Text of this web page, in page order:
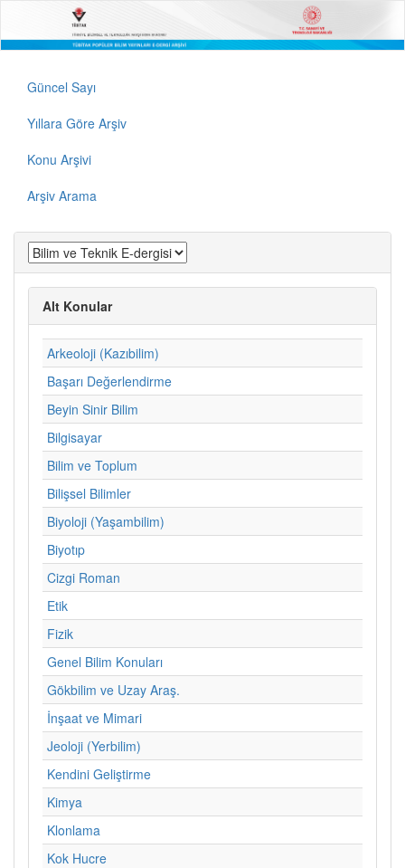
Güncel Sayı
Yıllara Göre Arşiv
Konu Arşivi
Arşiv Arama
Alt Konular
Arkeoloji (Kazıbilim)
Başarı Değerlendirme
Beyin Sinir Bilim
Bilgisayar
Bilim ve Toplum
Bilişsel Bilimler
Biyoloji (Yaşambilim)
Biyotıp
Cizgi Roman
Etik
Fizik
Genel Bilim Konuları
Gökbilim ve Uzay Araş.
İnşaat ve Mimari
Jeoloji (Yerbilim)
Kendini Geliştirme
Kimya
Klonlama
Kok Hucre